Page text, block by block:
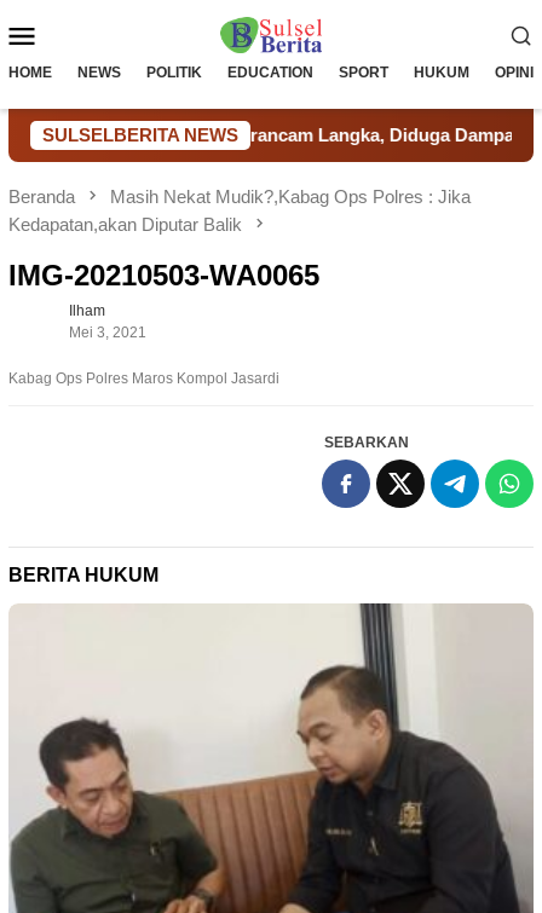
ke
Mobile
HOME NEWS POLITIK EDUCATION SPORT HUKUM OPINI
SULSELBERITA NEWS
SPBU Kab. Takalar Terancam Langka, Diduga Dampak
Beranda
Masih Nekat Mudik?,Kabag Ops Polres : Jika
Kedapatan,akan Diputar Balik
IMG-20210503-WA0065
Ilham
Mei 3, 2021
Kabag Ops Polres Maros Kompol Jasardi
SEBARKAN
BERITA HUKUM